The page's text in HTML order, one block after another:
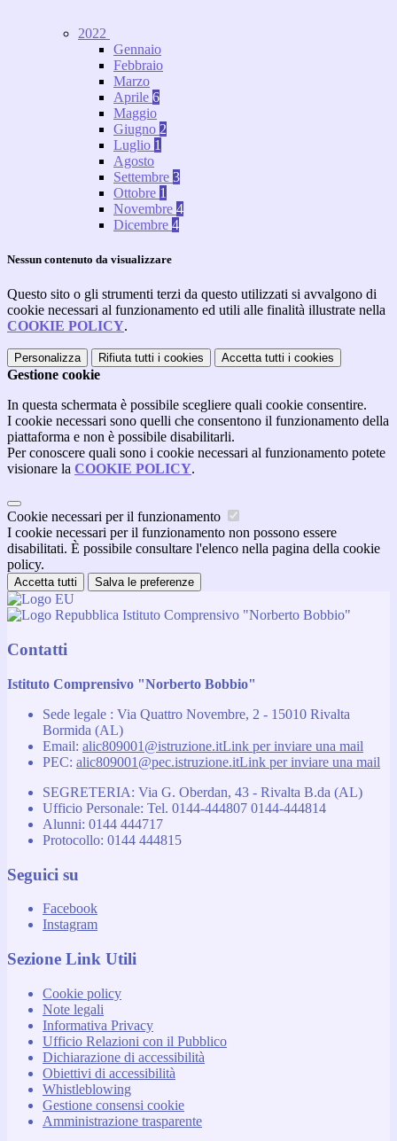
2022
Gennaio
Febbraio
Marzo
Aprile 6
Maggio
Giugno 2
Luglio 1
Agosto
Settembre 3
Ottobre 1
Novembre 4
Dicembre 4
Nessun contenuto da visualizzare
Questo sito o gli strumenti terzi da questo utilizzati si avvalgono di
cookie necessari al funzionamento ed utili alle finalità illustrate nella
COOKIE POLICY.
Personalizza Rifiuta tutti i cookies Accetta tutti i cookies
Gestione cookie
In questa schermata è possibile scegliere quali cookie consentire.
I cookie necessari sono quelli che consentono il funzionamento della
piattaforma e non è possibile disabilitarli.
Per conoscere quali sono i cookie necessari al funzionamento potete
visionare la COOKIE POLICY.
Cookie necessari per il funzionamento
I cookie necessari per il funzionamento non possono essere
disabilitati. È possibile consultare l'elenco nella pagina della cookie
policy.
Accetta tutti Salva le preferenze
Istituto Comprensivo "Norberto Bobbio"
Contatti
Istituto Comprensivo "Norberto Bobbio"
Sede legale : Via Quattro Novembre, 2 - 15010 Rivalta
Bormida (AL)
Email: alic809001@istruzione.itLink per inviare una mail
PEC: alic809001@pec.istruzione.itLink per inviare una mail
SEGRETERIA: Via G. Oberdan, 43 - Rivalta B.da (AL)
Ufficio Personale: Tel. 0144-444807 0144-444814
Alunni: 0144 444717
Protocollo: 0144 444815
Seguici su
Facebook
Instagram
Sezione Link Utili
Cookie policy
Note legali
Informativa Privacy
Ufficio Relazioni con il Pubblico
Dichiarazione di accessibilità
Obiettivi di accessibilità
Whistleblowing
Gestione consensi cookie
Amministrazione trasparente